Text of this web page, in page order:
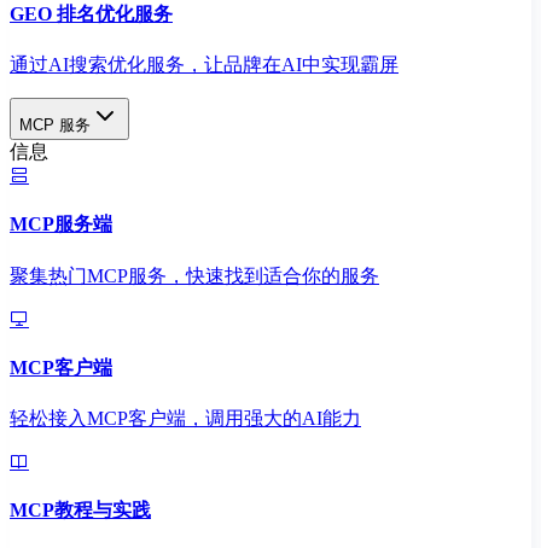
GEO 排名优化服务
通过AI搜索优化服务，让品牌在AI中实现霸屏
MCP 服务
信息
MCP服务端
聚集热门MCP服务，快速找到适合你的服务
MCP客户端
轻松接入MCP客户端，调用强大的AI能力
MCP教程与实践